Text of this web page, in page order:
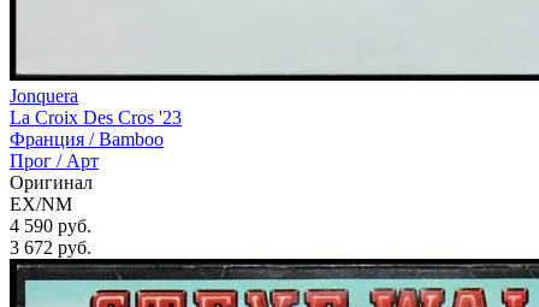
Jonquera
La Croix Des Cros '23
Франция /Bamboo
Прог / Арт
Оригинал
EX/NM
4 590 руб.
3 672 руб.